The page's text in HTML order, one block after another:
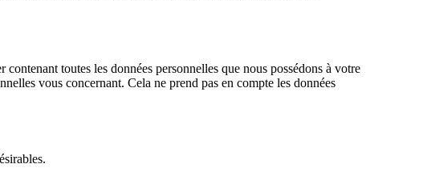
toutes les données personnelles que nous possédons à votre
vous concernant. Cela ne prend pas en compte les données